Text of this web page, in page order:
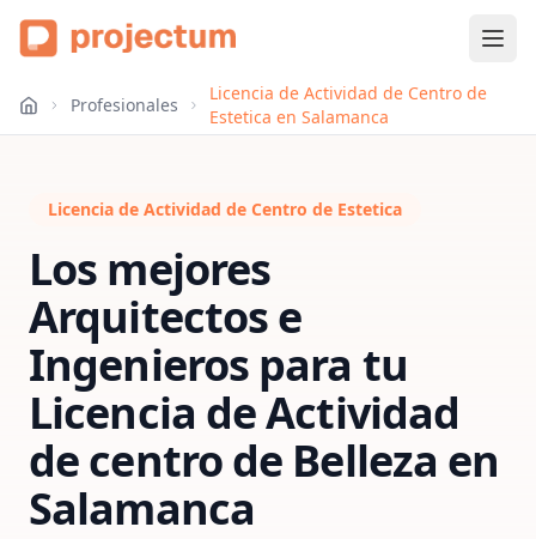
Profesionales
Licencia de Actividad de Centro de
Estetica en Salamanca
Licencia de Actividad de Centro de Estetica
Los mejores
Arquitectos e
Ingenieros para tu
Licencia de Actividad
de centro de Belleza en
Salamanca